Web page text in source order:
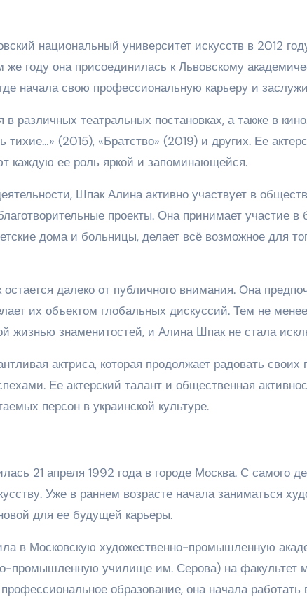
национальный университет искусств в 2012
же году она присоединилась к Львовскому
начала свою профессиональную карьеру и
различных театральных постановках, а также в
тихие…» (2015), «Братство» (2019) и других. Ее
каждую ее роль яркой и запоминающейся.
Шпак Алина активно участвует в
проекты. Она принимает участие в
дома и больницы, делает всё возможное для
далеко от публичного внимания. Она
их объектом глобальных дискуссий. Тем не
жизнью знаменитостей, и Алина Шпак не стала
актриса, которая продолжает радовать своих
Ее актерский талант и общественная
персон в украинской культуре.
21 апреля 1992 года в городе Москва. С самого
Уже в раннем возрасте начала заниматься
для ее будущей карьеры.
в Московскую художественно-промышленную
промышленную училище им. Серова) на факультет
образование, она начала работать